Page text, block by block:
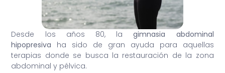
Desde los años 80, lagimnasia abdominal
hipopresiva ha sido de gran ayuda para aquellas
terapias donde se busca la restauración de la zona
abdominal y pélvica.